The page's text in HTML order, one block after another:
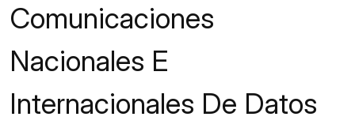
Comunicaciones
Nacionales E
Internacionales De Datos